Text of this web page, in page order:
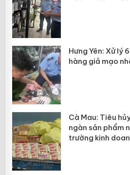
Hưng Yên: Xử lý
hàng giả mạo
Cà Mau: Tiêu
ngàn sản phẩm
trường kinh